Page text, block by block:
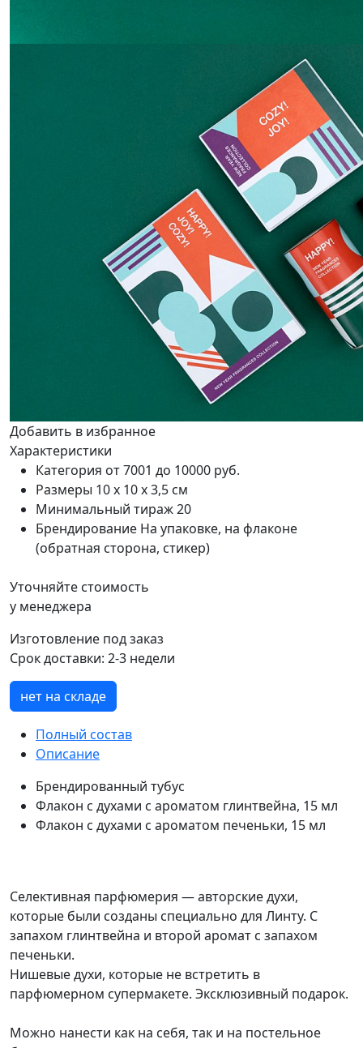
Добавить в избранное
Характеристики
Категория от 7001 до 10000 руб.
Размеры 10 х 10 х 3,5 см
Минимальный тираж20
Брендирование На упаковке, на флаконе
(обратная сторона, стикер)
Уточняйте стоимость
у менеджера
Изготовление под заказ
Срок доставки: 2-3 недели
нет на складе
Полный состав
Описание
Брендированный тубус
Флакон с духами с ароматом глинтвейна, 15 мл
Флакон с духами с ароматом печеньки, 15 мл
Селективная парфюмерия — авторские духи,
которые были созданы специально для Линту. С
запахом глинтвейна и второй аромат с запахом
печеньки.
Нишевые духи, которые не встретить в
парфюмерном супермакете. Эксклюзивный подарок.
Можно нанести как на себя, так и на постельное